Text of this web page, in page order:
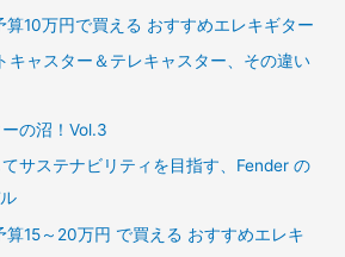
算10万円で買える おすすめエレキギター
キャスター＆テレキャスター、その違い
の沼！Vol.3
サステナビリティを目指す、Fender の
算15～20万円 で買える おすすめエレキ